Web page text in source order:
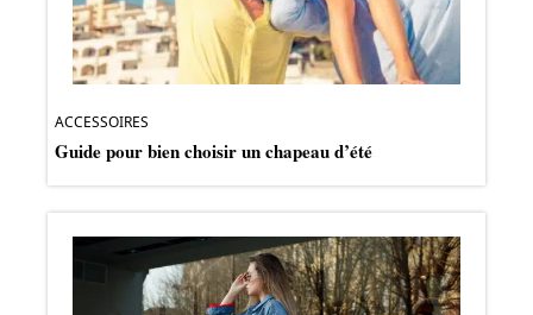
ACCESSOIRES
Guide pour bien choisir un chapeau d’été